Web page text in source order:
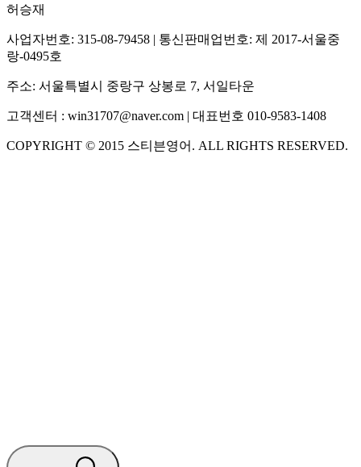
허승재
사업자번호: 315-08-79458 | 통신판매업번호: 제 2017-서울중
랑-0495호
주소: 서울특별시 중랑구 상봉로 7, 서일타운
고객센터 : win31707@naver.com | 대표번호 010-9583-1408
COPYRIGHT © 2015 스티븐영어 . ALL RIGHTS RESERVED.